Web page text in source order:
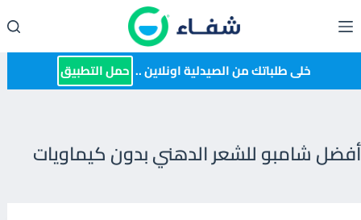
إلى
المحتوى خلى طلباتك من الصيدلية اونلاين .. حمل التطبيق
أفضل شامبو للشعر الدهني بدون كيماويات